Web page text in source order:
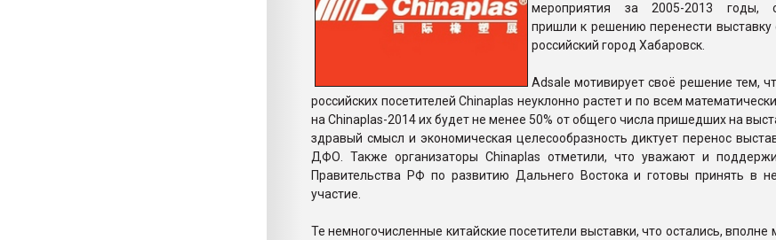
мероприятия за 2005-2013 годы,
пришли к решению перенести выставку
российский город Хабаровск.
Adsale мотивирует своё решение тем,
российских посетителей Chinaplas неуклонно растет и по всем
на Chinaplas-2014 их будет не менее 50% от общего числа пришедших на
здравый смысл и экономическая целесообразность диктует перенос
ДФО. Также организаторы Chinaplas отметили, что уважают и
Правительства РФ по развитию Дальнего Востока и готовы принять в
участие.
Те немногочисленные китайские посетители выставки, что остались, вполне